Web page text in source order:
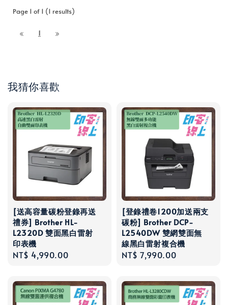
Page 1 of 1 (1 results)
1
我猜你喜歡
[送高容量碳粉登錄再送
禮券] Brother HL-
L2320D 雙面黑白雷射
印表機
Regular
NT$ 4,990.00
[登錄禮卷1200加送兩支
碳粉] Brother DCP-
L2540DW 雙網雙面無
線黑白雷射複合機
Regular
NT$ 7,990.00